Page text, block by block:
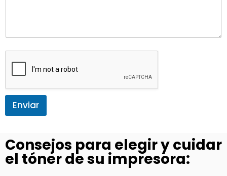
Enviar
Consejos para elegir y cuidar
el tóner de su impresora: